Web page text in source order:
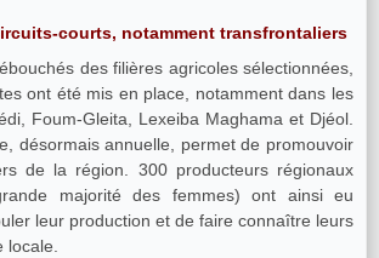
courts, notamment transfrontaliers
des filières agricoles sélectionnées,
ont été mis en place, notamment dans les
Foum-Gleita, Lexeiba Maghama et Djéol.
désormais annuelle, permet de promouvoir
de la région. 300 producteurs régionaux
majorité des femmes) ont ainsi eu
leur production et de faire connaître leurs
locale.